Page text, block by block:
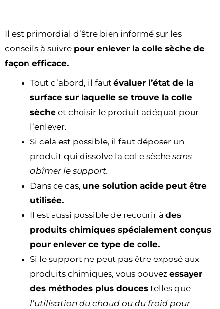
Il est primordial d’être bien informé sur les
conseils à suivre pour enlever la colle sèche de
façon efficace.
Tout d’abord, il faut évaluer l’état de la
surface sur laquelle se trouve la colle
sèche et choisir le produit adéquat pour
l’enlever.
Si cela est possible, il faut déposer un
produit qui dissolve la colle sèche sans
abîmer le support.
Dans ce cas, une solution acide peut être
utilisée.
Il est aussi possible de recourir à des
produits chimiques spécialement conçus
pour enlever ce type de colle.
Si le support ne peut pas être exposé aux
produits chimiques, vous pouvez essayer
des méthodes plus douces telles que
l’utilisation du chaud ou du froid pour